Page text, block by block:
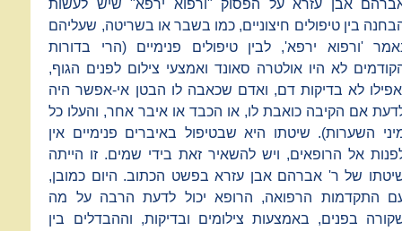
אבן עזרא על הפסוק "ורפוא ירפא" שיש לעשות
בין טיפולים חיצוניים, כמו בשבר או בשריטה, שעליהם
'ורפוא ירפא', לבין טיפולים פנימיים (הרי בדורות
לא היו אולטרה סאונד ואמצעי צילום לפנים הגוף,
לא בדיקות דם, ואדם שכאבה לו הבטן אי-אפשר היה
אם הקיבה כואבת לו, או הכבד או איבר אחר, והעלו כל
השערות). שיטתו היא שבטיפול באיברים פנימיים אין
אל הרופאים, ויש להשאיר זאת בידי שמים. זו הייתה
של ר' אברהם אבן עזרא בפשט הכתוב. היום כמובן,
התקדמות הרפואה, הרופא יכול לדעת הרבה על מה
בפנים, באמצעות צילומים ובדיקות, וההבדלים בין